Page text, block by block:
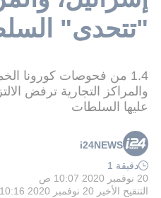
"تتحدى"
1.4 من فحوصات كورونا
والمراكز التجارية ترفض
عليها السلطات
i24NEWS
دقيقة 1
20 نوفمبر 2020 10:07 ص
التنقيح الأخير 20 نوفمبر 2020 10:16 ص